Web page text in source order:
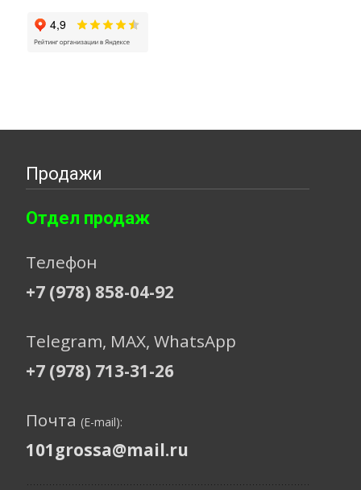
Продажи
Отдел продаж
Телефон
+7 (978) 858-04-92
Telegram, МАХ, WhatsApp
+7 (978) 713-31-26
Почта (E-mail):
101grossa@mail.ru